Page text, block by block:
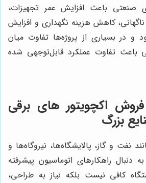
صنعتی باعث افزایش عمر تجهیزات،
کاهش هزینه نگهداری و افزایش
و در بسیاری از پروژه‌ها تفاوت میان
باعث تفاوت عملکرد قابل‌توجهی شده
اکچویتور های برقی
نفت و گاز، پالایشگاه‌ها، نیروگاه‌ها و
دنبال راهکارهای اتوماسیون پیشرفته
کافی نیست بلکه نیاز به طراحی،